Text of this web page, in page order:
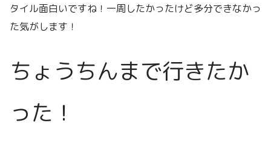
タイル面白いですね！一周したかったけど多分できなかっ
た気がします！
ちょうちんまで行きたか
った！